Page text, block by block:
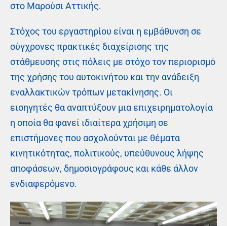
στο Μαρούσι Αττικής.
Στόχος του εργαστηρίου είναι η εμβάθυνση σε
σύγχρονες πρακτικές διαχείρισης της
στάθμευσης στις πόλεις με στόχο τον περιορισμό
της χρήσης του αυτοκινήτου και την ανάδειξη
εναλλακτικών τρόπων μετακίνησης. Οι
εισηγητές θα αναπτύξουν μια επιχειρηματολογία
η οποία θα φανεί ιδιαίτερα χρήσιμη σε
επιστήμονες που ασχολούνται με θέματα
κινητικότητας, πολιτικούς, υπεύθυνους λήψης
αποφάσεων, δημοσιογράφους και κάθε άλλον
ενδιαφερόμενο.